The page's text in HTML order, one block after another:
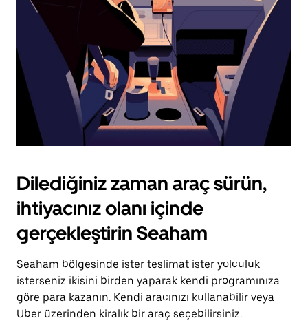
tuşuna
basın.
Dilediğiniz zaman araç sürün,
ihtiyacınız olanı içinde
gerçekleştirin Seaham
Seaham bölgesinde ister teslimat ister yolculuk
isterseniz ikisini birden yaparak kendi programınıza
göre para kazanın. Kendi aracınızı kullanabilir veya
Uber üzerinden kiralık bir araç seçebilirsiniz.